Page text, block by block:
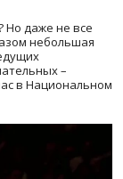
Но даже не все
небольшая
–
в Национальном